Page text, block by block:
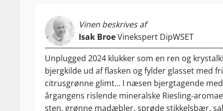
Nyd den til
lette tapas,
Vinen beskrives af
Isak BroeVinekspert DipWSET
Unplugged 2024 klukker som en ren og
bjergkilde ud af flasken og fylder glasset med
citrusgrønne glimt... I næsen bjergtagende
årgangens rislende mineralske Riesling-
sten, grønne madæbler, sprøde stikkelsbær,